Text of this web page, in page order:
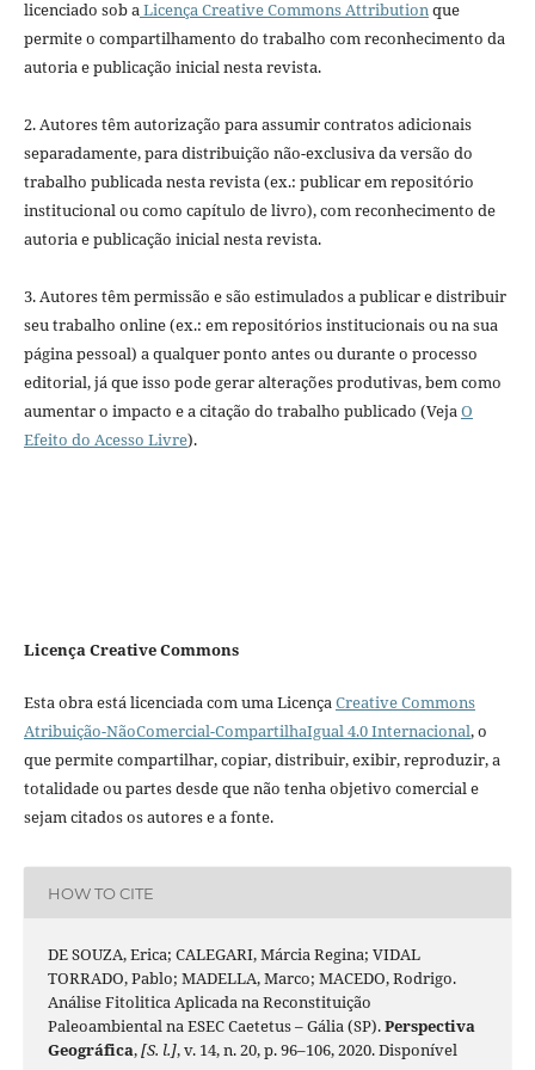
licenciado sob aLicença Creative Commons Attributionque
permite o compartilhamento do trabalho com reconhecimento da
autoria e publicação inicial nesta revista.
2. Autores têm autorização para assumir contratos adicionais
separadamente, para distribuição não-exclusiva da versão do
trabalho publicada nesta revista (ex.: publicar em repositório
institucional ou como capítulo de livro), com reconhecimento de
autoria e publicação inicial nesta revista.
3. Autores têm permissão e são estimulados a publicar e distribuir
seu trabalho online (ex.: em repositórios institucionais ou na sua
página pessoal) a qualquer ponto antes ou durante o processo
editorial, já que isso pode gerar alterações produtivas, bem como
aumentar o impacto e a citação do trabalho publicado (VejaO
Efeito do Acesso Livre).
Licença Creative Commons
Esta obra está licenciada com uma LicençaCreative Commons
Atribuição-NãoComercial-CompartilhaIgual 4.0 Internacional, o
que permite compartilhar, copiar, distribuir, exibir, reproduzir, a
totalidade ou partes desde que não tenha objetivo comercial e
sejam citados os autores e a fonte.
HOW TO CITE
DE SOUZA, Erica; CALEGARI, Márcia Regina; VIDAL
TORRADO, Pablo; MADELLA, Marco; MACEDO, Rodrigo.
Análise Fitolitica Aplicada na Reconstituição
Paleoambiental na ESEC Caetetus – Gália (SP).Perspectiva
Geográfica,[S. l.], v. 14, n. 20, p. 96–106, 2020. Disponível